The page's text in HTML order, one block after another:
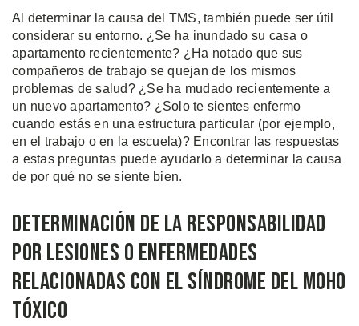
Al determinar la causa del TMS, también puede ser útil
considerar su entorno. ¿Se ha inundado su casa o
apartamento recientemente? ¿Ha notado que sus
compañeros de trabajo se quejan de los mismos
problemas de salud? ¿Se ha mudado recientemente a
un nuevo apartamento? ¿Solo te sientes enfermo
cuando estás en una estructura particular (por ejemplo,
en el trabajo o en la escuela)? Encontrar las respuestas
a estas preguntas puede ayudarlo a determinar la causa
de por qué no se siente bien.
Determinación de la Responsabilidad
Por Lesiones o Enfermedades
Relacionadas Con El Síndrome Del Moho
Tóxico